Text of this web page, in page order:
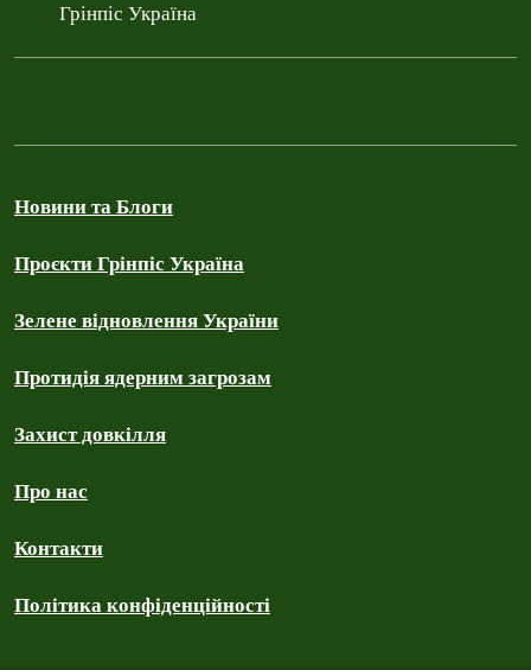
Грінпіс Україна
Новини та Блоги
Проєкти Грінпіс Україна
Зелене відновлення України
Протидія ядерним загрозам
Захист довкілля
Про нас
Контакти
Політика конфіденційності